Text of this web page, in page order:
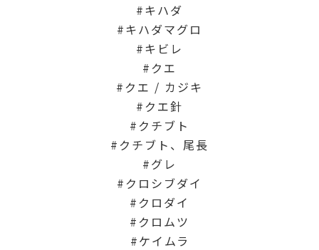
キハダ
キハダマグロ
キビレ
クエ
クエ / カジキ
クエ針
クチブト
クチブト、尾長
グレ
クロシブダイ
クロダイ
クロムツ
ケイムラ